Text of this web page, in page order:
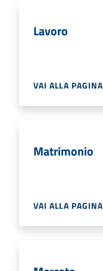
Lavoro
VAI ALLA PAGINA
Matrimonio
VAI ALLA PAGINA